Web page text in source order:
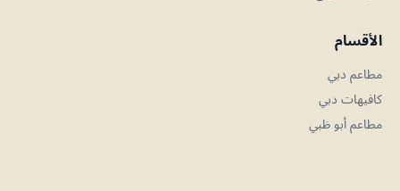
الأقسام
مطاعم دبي
كافيهات دبي
مطاعم أبو ظبي